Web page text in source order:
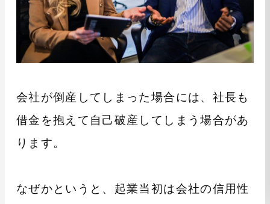
会社が倒産してしまった場合には、社長も
借金を抱えて自己破産してしまう場合があ
ります。
なぜかというと、起業当初は会社の信用性